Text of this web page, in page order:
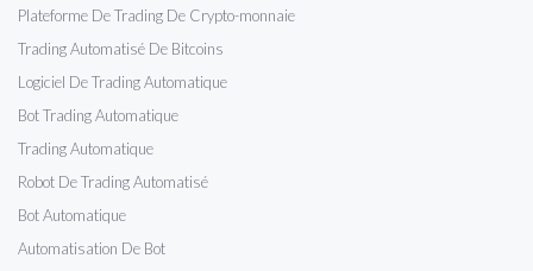
Plateforme De Trading De Crypto-monnaie
Trading Automatisé De Bitcoins
Logiciel De Trading Automatique
Bot Trading Automatique
Trading Automatique
Robot De Trading Automatisé
Bot Automatique
Automatisation De Bot